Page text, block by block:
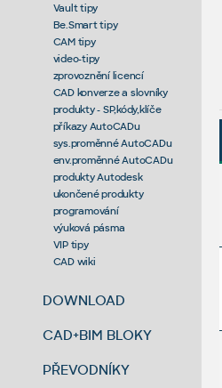
Vault tipy
Be.Smart tipy
CAM tipy
video-tipy
zprovoznění licencí
CAD konverze a slovníky
produkty - SP,kódy,klíče
příkazy AutoCADu
sys.proměnné AutoCADu
env.proměnné AutoCADu
produkty Autodesk
ukončené produkty
programování
výuková pásma
VIP tipy
CAD wiki
DOWNLOAD
CAD+BIM BLOKY
PŘEVODNÍKY